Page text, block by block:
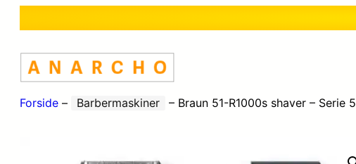
Forside – Barbermaskiner – Braun 51-R1000s shaver – Serie 5